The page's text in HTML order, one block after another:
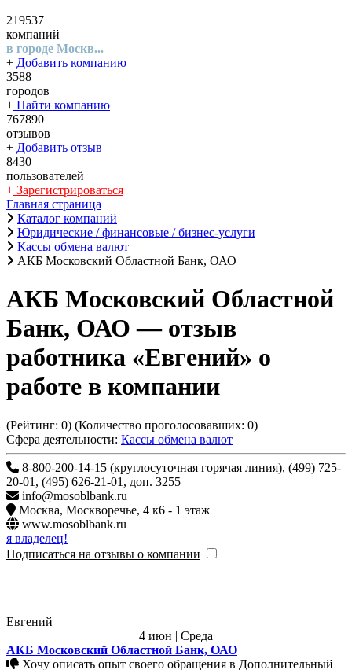
219537
компаний
в городе Москв...
+ Добавить компанию
3588
городов
+ Найти компанию
767890
отзывов
+ Добавить отзыв
8430
пользователей
+ Зарегистрироваться
Главная страница
Каталог компаний
Юридические / финансовые / бизнес-услуги
Кассы обмена валют
АКБ Московский Областной Банк, ОАО
АКБ Московский Областной
Банк, ОАО — отзыв
работника «Евгений» о
работе в компании
(Рейтинг: 0) (Количество проголосовавших: 0)
Сфера деятельности: Кассы обмена валют
8-800-200-14-15 (круглосуточная горячая линия), (499) 725-
20-01, (495) 626-21-01, доп. 3255
info@mosoblbank.ru
Москва, Москворечье, 4 к6 - 1 этаж
www.mosoblbank.ru
я владелец!
Подписаться на отзывы о компании
Евгений
4 июн | Среда
АКБ Московский Областной Банк, ОАО